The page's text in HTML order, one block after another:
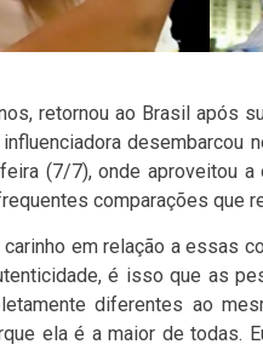
retornou ao Brasil após
desembarcou
(7/7), onde aproveitou
comparações que
em relação a essas
é isso que as
diferentes ao
ela é a maior de todas.